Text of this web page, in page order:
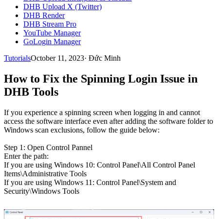
DHB Upload X (Twitter)
DHB Render
DHB Stream Pro
YouTube Manager
GoLogin Manager
TutorialsOctober 11, 2023· Đức Minh
How to Fix the Spinning Login Issue in
DHB Tools
If you experience a spinning screen when logging in and cannot
access the software interface even after adding the software folder to
Windows scan exclusions, follow the guide below:
Step 1: Open Control Pannel
Enter the path:
If you are using Windows 10: Control Panel\All Control Panel
Items\Administrative Tools
If you are using Windows 11: Control Panel\System and
Security\Windows Tools